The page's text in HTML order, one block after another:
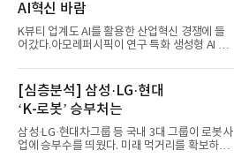
AI혁신 바람
K뷰티 업계도 AI를 활용한 산업혁신 경쟁에 들
어갔다.아모레퍼시픽이 연구 특화 생성형 AI 플
[심층분석] 삼성·LG·현대
‘K-로봇’ 승부처는
삼성·LG·현대차그룹 등 국내 3대 그룹이 로봇사
업에 승부수를 띄웠다. 미래 먹거리를 확보하기